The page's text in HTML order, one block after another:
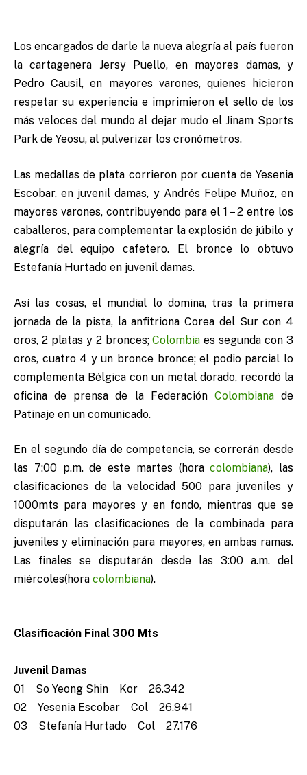
Los encargados de darle la nueva alegría al país fueron
la cartagenera Jersy Puello, en mayores damas, y
Pedro Causil, en mayores varones, quienes hicieron
respetar su experiencia e imprimieron el sello de los
más veloces del mundo al dejar mudo el Jinam Sports
Park de Yeosu, al pulverizar los cronómetros.
Las medallas de plata corrieron por cuenta de Yesenia
Escobar, en juvenil damas, y Andrés Felipe Muñoz, en
mayores varones, contribuyendo para el 1 – 2 entre los
caballeros, para complementar la explosión de júbilo y
alegría del equipo cafetero. El bronce lo obtuvo
Estefanía Hurtado en juvenil damas.
Así las cosas, el mundial lo domina, tras la primera
jornada de la pista, la anfitriona Corea del Sur con 4
oros, 2 platas y 2 bronces;Colombia es segunda con 3
oros, cuatro 4 y un bronce bronce; el podio parcial lo
complementa Bélgica con un metal dorado, recordó la
oficina de prensa de la Federación Colombianade
Patinaje en un comunicado.
En el segundo día de competencia, se correrán desde
las 7:00 p.m. de este martes (horacolombiana), las
clasificaciones de la velocidad 500 para juveniles y
1000mts para mayores y en fondo, mientras que se
disputarán las clasificaciones de la combinada para
juveniles y eliminación para mayores, en ambas ramas.
Las finales se disputarán desde las 3:00 a.m. del
miércoles(hora colombiana).
Clasificación Final 300 Mts
Juvenil Damas
01 So Yeong Shin Kor 26.342
02 Yesenia Escobar Col 26.941
03 Stefanía Hurtado Col 27.176